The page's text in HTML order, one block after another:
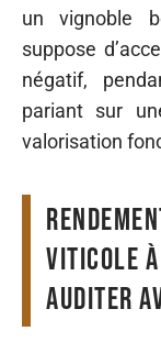
un vignoble
suppose
négatif,
pariant sur
valorisation
viticole à
auditer